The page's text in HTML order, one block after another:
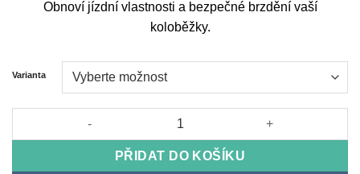
152 Kč
Obnoví jízdní vlastnosti a bezpečné brzdění vaší
koloběžky.
Varianta
Ultralight Solid Offroad Wheel 8.5x3-5,5 - Black Line [Ewheel]
PŘIDAT DO KOŠÍKU